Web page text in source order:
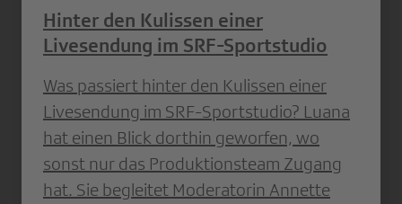
Hinter den Kulissen einer
Livesendung im SRF-Sportstudio
Was passiert hinter den Kulissen einer
Livesendung im SRF-Sportstudio? Luana
hat einen Blick dorthin geworfen, wo
sonst nur das Produktionsteam Zugang
hat. Sie begleitet Moderatorin Annette